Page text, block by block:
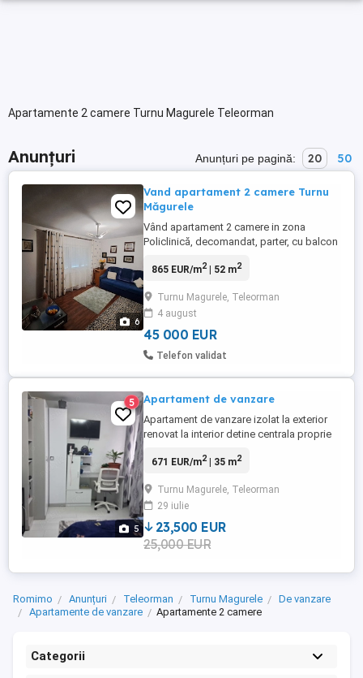
Apartamente 2 camere Turnu Magurele Teleorman
Anunțuri Anunțuri pe pagină: 20 50
6
Vand apartament 2 camere Turnu
Măgurele
Vând apartament 2 camere in zona
Policlinică, decomandat, parter, cu balcon
exterioare. Izolat termic exterior. Centrala
sediu firma.
865 EUR/m2| 52 m2
Turnu Magurele, Teleorman
4 august
45 000 EUR
Telefon validat
5
5 Apartament de vanzare
Apartament de vanzare izolat la exterior
renovat la interior detine centrala proprie
mobilat fara electrocasnice.toate actele la
negociabil la fata locului.ap se afla in
catanga in F1 parter
671 EUR/m2| 35 m2
Turnu Magurele, Teleorman
29 iulie
23,500 EUR
25,000 EUR
Romimo Anunțuri Teleorman Turnu Magurele
De vanzare
Apartamente de vanzare
Apartamente 2 camere
Categorii